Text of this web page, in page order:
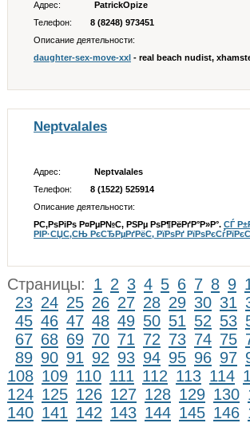
Адрес:
PatrickOpize
Телефон:
8 (8248) 973451
Описание деятельности:
daughter-sex-move-xxl - real beach nudist,
Neptvalales
Адрес:
Neptvalales
Телефон:
8 (1522) 525914
Описание деятельности:
Р­С‚РѕРіРѕ Р¤РµР№С‚ РЅРµ РѕР¶РёРґР°Р»Р°. СЃ
РІР·СЏС‚СЊ РєСЂРµРґРёС‚ РїРѕРґ
Страницы: 1 2 3 4 5 6 7 8 9
23 24 25 26 27 28 29 30 31
45 46 47 48 49 50 51 52 53
67 68 69 70 71 72 73 74 75
89 90 91 92 93 94 95 96 97
108 109 110 111 112 113 114
124 125 126 127 128 129 130
140 141 142 143 144 145 146